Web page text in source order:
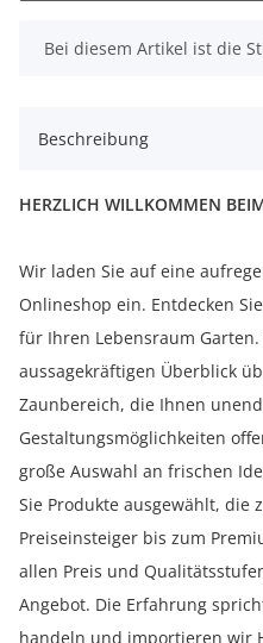
x
Bei diesem Artikel ist die
Beschreibung
HERZLICH WILLKOMMEN
Wir laden Sie auf eine
Onlineshop ein. Entdecken
für Ihren Lebensraum
aussagekräftigen Überblick
Zaunbereich, die Ihnen
Gestaltungsmöglichkeiten
große Auswahl an frischen
Sie Produkte ausgewählt, die
Preiseinsteiger bis zum
allen Preis und
Angebot. Die Erfahrung
handeln und importieren wir